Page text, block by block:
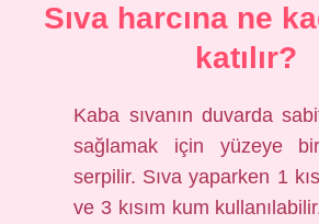
Sıva harcına ne
katılır?
Kaba sıvanın duvarda
sağlamak için yüzeye
serpilir. Sıva yaparken 1
ve 3 kısım kum